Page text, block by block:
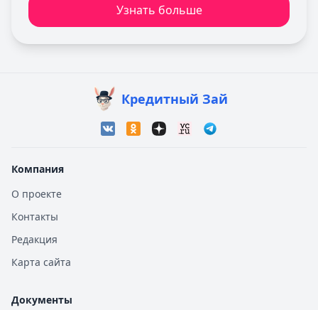
Узнать больше
Кредитный Зай
Компания
О проекте
Контакты
Редакция
Карта сайта
Документы